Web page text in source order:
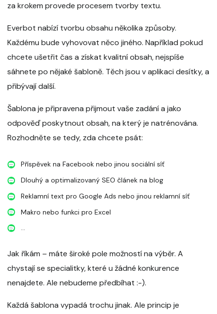
za krokem provede procesem tvorby textu.
Everbot nabízí tvorbu obsahu několika způsoby.
Každému bude vyhovovat něco jiného. Například pokud
chcete ušetřit čas a získat kvalitní obsah, nejspíše
sáhnete po nějaké šabloně. Těch jsou v aplikaci desítky, a
přibývají další.
Šablona je připravena přijmout vaše zadání a jako
odpověď poskytnout obsah, na který je natrénována.
Rozhodněte se tedy, zda chcete psát:
Příspěvek na Facebook nebo jinou sociální síť
Dlouhý a optimalizovaný SEO článek na blog
Reklamní text pro Google Ads nebo jinou reklamní síť
Makro nebo funkci pro Excel
...
Jak říkám – máte široké pole možností na výběr. A
chystají se specialitky, které u žádné konkurence
nenajdete. Ale nebudeme předbíhat :-).
Každá šablona vypadá trochu jinak. Ale princip je